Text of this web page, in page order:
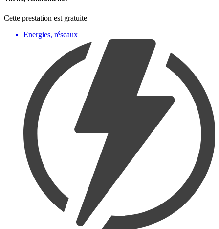
Cette prestation est gratuite.
Energies, réseaux